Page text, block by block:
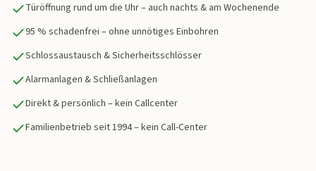
Türöffnung rund um die Uhr – auch nachts & am Wochenende
95 % schadenfrei – ohne unnötiges Einbohren
Schlossaustausch & Sicherheitsschlösser
Alarmanlagen & Schließanlagen
Direkt & persönlich – kein Callcenter
Familienbetrieb seit 1994 – kein Call-Center